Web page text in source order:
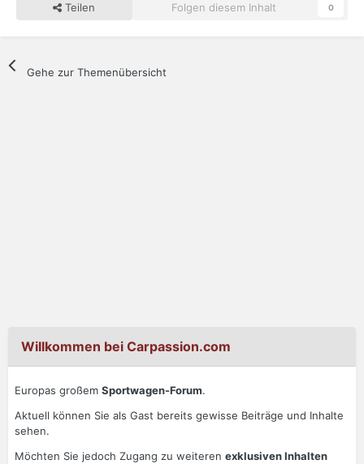
Teilen Folgen diesem Inhalt 0
Gehe zur Themenübersicht
Willkommen bei Carpassion.com
Europas großem Sportwagen-Forum.
Aktuell können Sie als Gast bereits gewisse Beiträge und Inhalte
sehen.
Möchten Sie jedoch Zugang zu weiteren exklusiven Inhalten